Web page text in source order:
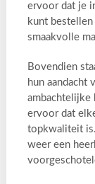
ervoor dat je
kunt
smaakvolle
Bovendien
hun aandacht
ambachtelijke
ervoor dat
topkwaliteit
weer een